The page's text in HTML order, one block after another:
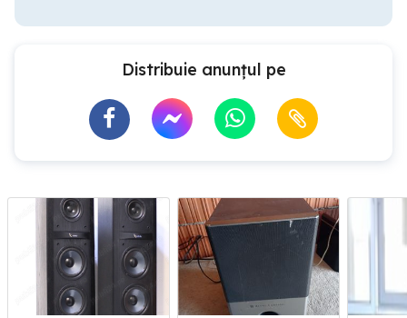
Distribuie anunțul pe